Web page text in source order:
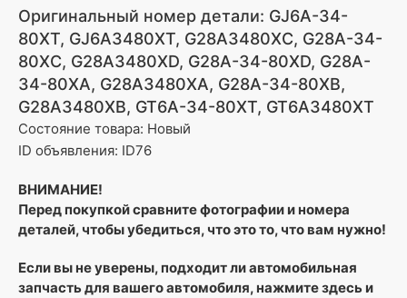
Оригинальный номер детали: GJ6A-34-
80XT, GJ6A3480XT, G28A3480XC, G28A-34-
80XC, G28A3480XD, G28A-34-80XD, G28A-
34-80XA, G28A3480XA, G28A-34-80XB,
G28A3480XB, GT6A-34-80XT, GT6A3480XT
Состояние товара: Новый
ID объявления: ID76
ВНИМАНИЕ!
Перед покупкой сравните фотографии и номера
деталей, чтобы убедиться, что это то, что вам нужно!
Если вы не уверены, подходит ли автомобильная
запчасть для вашего автомобиля, нажмите здесь и